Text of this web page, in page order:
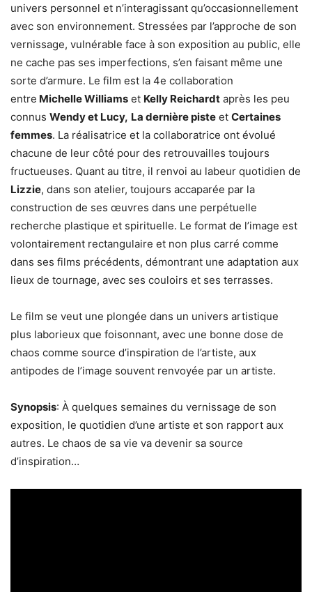
univers personnel et n’interagissant qu’occasionnellement
avec son environnement. Stressées par l’approche de son
vernissage, vulnérable face à son exposition au public, elle
ne cache pas ses imperfections, s’en faisant même une
sorte d’armure. Le film est la 4e collaboration
entre Michelle Williams et Kelly Reichardt après les peu
connus Wendy et Lucy, La dernière piste et Certaines
femmes. La réalisatrice et la collaboratrice ont évolué
chacune de leur côté pour des retrouvailles toujours
fructueuses. Quant au titre, il renvoi au labeur quotidien de
Lizzie, dans son atelier, toujours accaparée par la
construction de ses œuvres dans une perpétuelle
recherche plastique et spirituelle. Le format de l’image est
volontairement rectangulaire et non plus carré comme
dans ses films précédents, démontrant une adaptation aux
lieux de tournage, avec ses couloirs et ses terrasses.
Le film se veut une plongée dans un univers artistique
plus laborieux que foisonnant, avec une bonne dose de
chaos comme source d’inspiration de l’artiste, aux
antipodes de l’image souvent renvoyée par un artiste.
Synopsis: À quelques semaines du vernissage de son
exposition, le quotidien d’une artiste et son rapport aux
autres. Le chaos de sa vie va devenir sa source
d’inspiration…